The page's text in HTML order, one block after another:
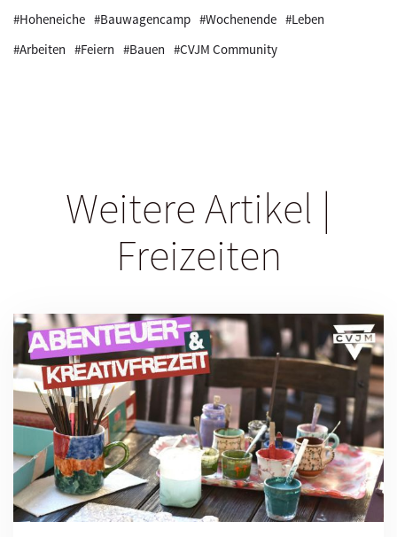
#Hoheneiche #Bauwagencamp #Wochenende #Leben
#Arbeiten #Feiern #Bauen #CVJM Community
Weitere Artikel |
Freizeiten